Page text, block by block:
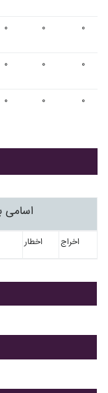
۰ ۰ ۰
۰ ۰ ۰
۰ ۰ ۰
اسامی
اخطار اخراج